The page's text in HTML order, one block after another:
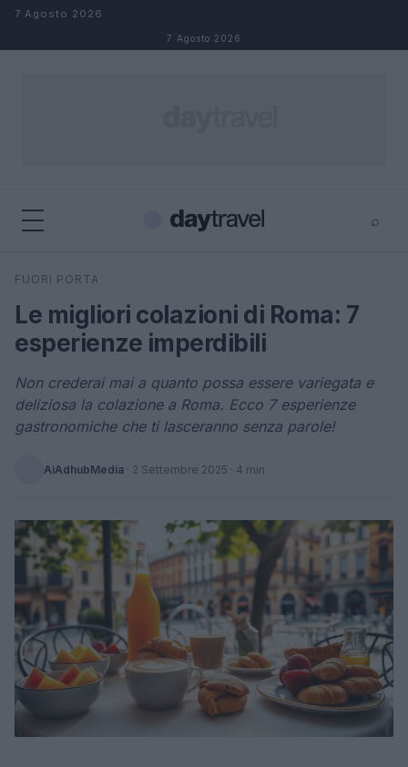
Salta al contenuto
7 Agosto 2026
7 Agosto 2026
⌕
Cerca
FUORI PORTA
Le migliori colazioni di Roma: 7
esperienze imperdibili
Non crederai mai a quanto possa essere variegata e
deliziosa la colazione a Roma. Ecco 7 esperienze
gastronomiche che ti lasceranno senza parole!
AiAdhubMedia · 2 Settembre 2025 · 4 min